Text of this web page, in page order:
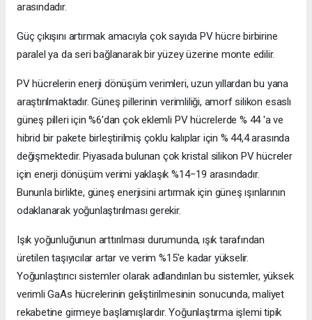
arasındadır.
Güç çıkışını artırmak amacıyla çok sayıda PV hücre birbirine
paralel ya da seri bağlanarak bir yüzey üzerine monte edilir.
PV hücrelerin enerji dönüşüm verimleri, uzun yıllardan bu yana
araştırılmaktadır. Güneş pillerinin verimliliği, amorf silikon esaslı
güneş pilleri için %6'dan çok eklemli PV hücrelerde % 44 'a ve
hibrid bir pakete birleştirilmiş çoklu kalıplar için % 44,4 arasında
değişmektedir. Piyasada bulunan çok kristal silikon PV hücreler
için enerji dönüşüm verimi yaklaşık %14−19 arasındadır.
Bununla birlikte, güneş enerjisini artırmak için güneş ışınlarının
odaklanarak yoğunlaştırılması gerekir.
Işık yoğunluğunun arttırılması durumunda, ışık tarafından
üretilen taşıyıcılar artar ve verim %15'e kadar yükselir.
Yoğunlaştırıcı sistemler olarak adlandırılan bu sistemler, yüksek
verimli GaAs hücrelerinin geliştirilmesinin sonucunda, maliyet
rekabetine girmeye başlamışlardır. Yoğunlaştırma işlemi tipik